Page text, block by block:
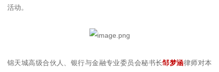
活动。
锦天城高级合伙人、银行与金融专业委员会秘书长邹梦涵律师对本